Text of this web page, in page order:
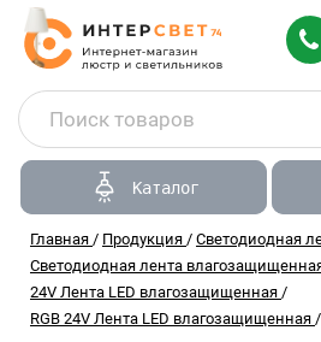
Каталог
Главная / Продукция / Светодиодная
Светодиодная лента
24V Лента LED влагозащищенная /
RGB 24V Лента LED влагозащищенная /